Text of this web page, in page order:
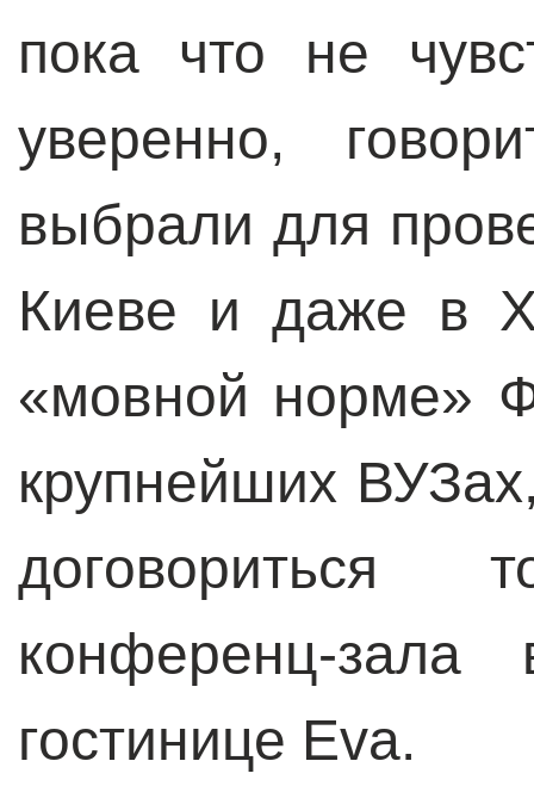
пока что не
уверенно,
выбрали для
Киеве и даже в
«мовной норме»
крупнейших
конференц-зала
гостинице Eva.